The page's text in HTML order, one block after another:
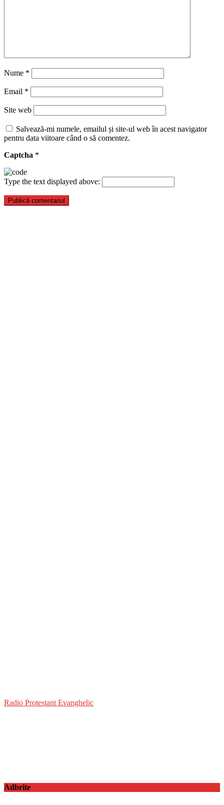
Nume *
Email *
Site web
Salvează-mi numele, emailul și site-ul web în acest navigator
pentru data viitoare când o să comentez.
Captcha *
Type the text displayed above:
Radio Protestant Evanghelic
Adbrite